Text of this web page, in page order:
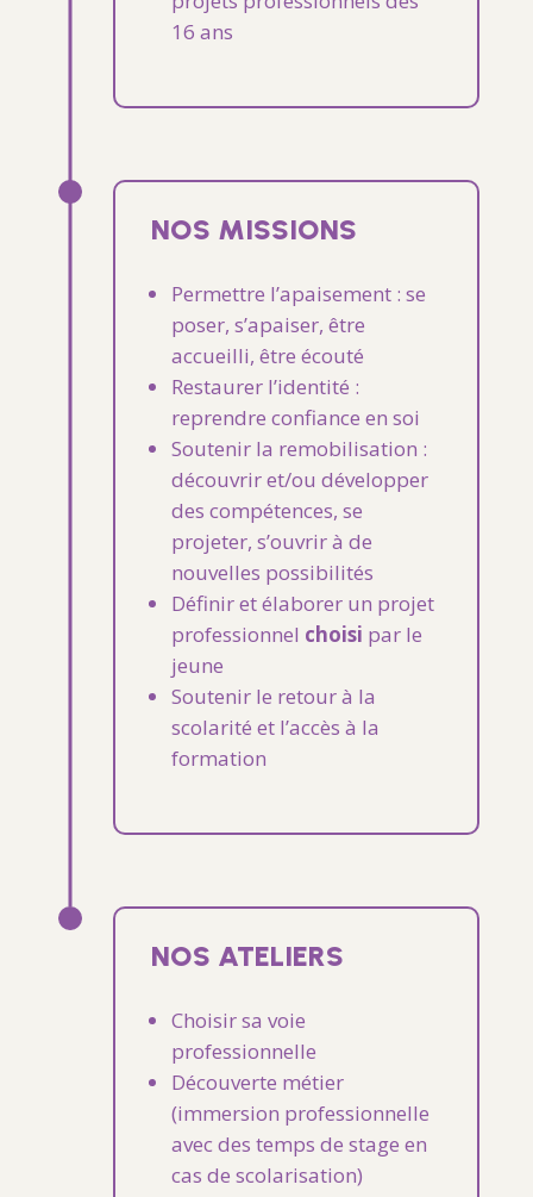
16 ans
NOS MISSIONS
Permettre l’apaisement : se
poser, s’apaiser, être
accueilli, être écouté
Restaurer l’identité :
reprendre confiance en soi
Soutenir la remobilisation :
découvriret/ou développer
des compétences, se
projeter, s’ouvrir à de
nouvelles possibilités
Définiretélaborer un projet
professionnel choisi par le
jeune
Soutenir le retour à la
scolarité et l’accès à la
formation
NOS ATELIERS
Choisirsa voie
professionnelle
Découverte métier
(immersion professionnelle
avec des temps de stage en
cas de scolarisation)